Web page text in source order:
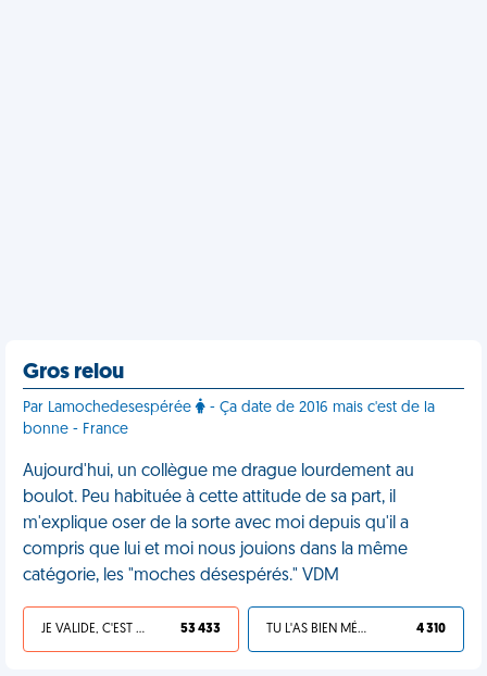
Gros relou
Par Lamochedesespérée
- Ça date de 2016 mais c'est de la
bonne - France
Aujourd'hui, un collègue me drague lourdement au
boulot. Peu habituée à cette attitude de sa part, il
m'explique oser de la sorte avec moi depuis qu'il a
compris que lui et moi nous jouions dans la même
catégorie, les "moches désespérés." VDM
JE VALIDE, C'EST UNE VDM 53 433 TU L'AS BIEN MÉRITÉ 4 310